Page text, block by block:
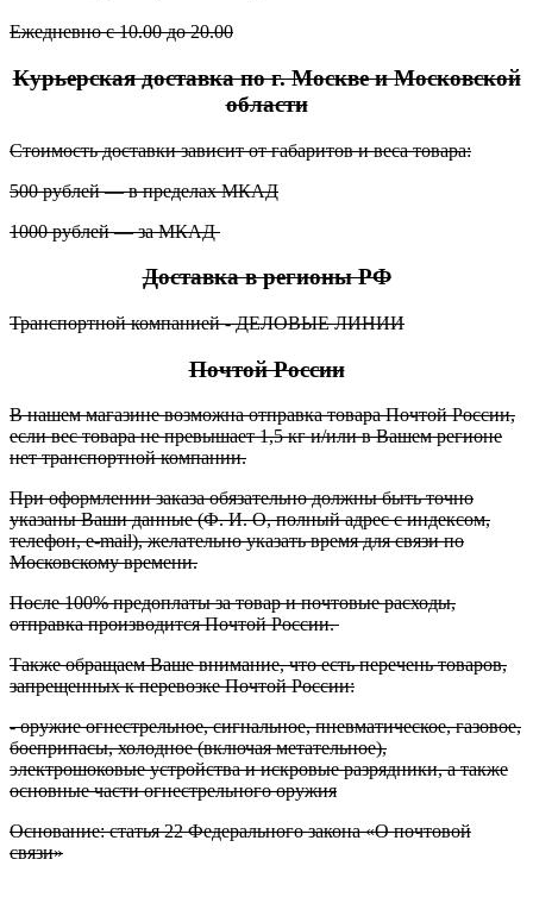
Ежедневно с 10.00 до 20.00
Курьерская доставка по г. Москве и Московской
области
Стоимость доставки зависит от габаритов и веса товара:
500 рублей — в пределах МКАД
1000 рублей — за МКАД
Доставка в регионы РФ
Транспортной компанией - ДЕЛОВЫЕ ЛИНИИ
Почтой России
В нашем магазине возможна отправка товара Почтой России,
если вес товара не превышает 1,5 кг и/или в Вашем регионе
нет транспортной компании.
При оформлении заказа обязательно должны быть точно
указаны Ваши данные (Ф. И. О, полный адрес с индексом,
телефон, e-mail), желательно указать время для связи по
Московскому времени.
После 100% предоплаты за товар и почтовые расходы,
отправка производится Почтой России.
Также обращаем Ваше внимание, что есть перечень товаров,
запрещенных к перевозке Почтой России:
- оружие огнестрельное, сигнальное, пневматическое, газовое,
боеприпасы, холодное (включая метательное),
электрошоковые устройства и искровые разрядники, а также
основные части огнестрельного оружия
Основание: статья 22 Федерального закона «О почтовой
связи»